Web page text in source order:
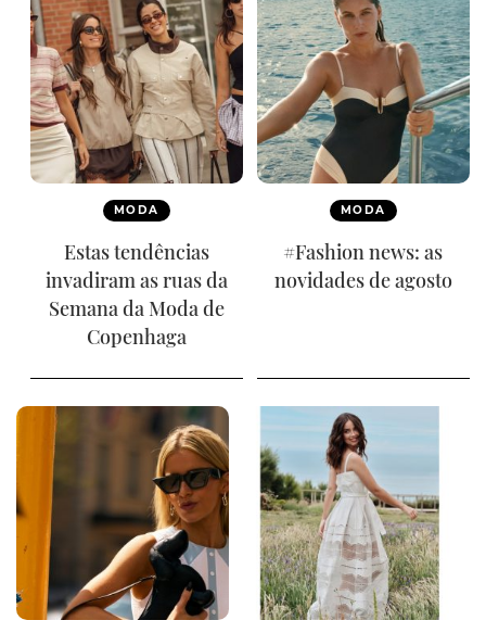
MODA
Estas tendências
invadiram as ruas da
Semana da Moda de
Copenhaga
MODA
#Fashion news: as
novidades de agosto